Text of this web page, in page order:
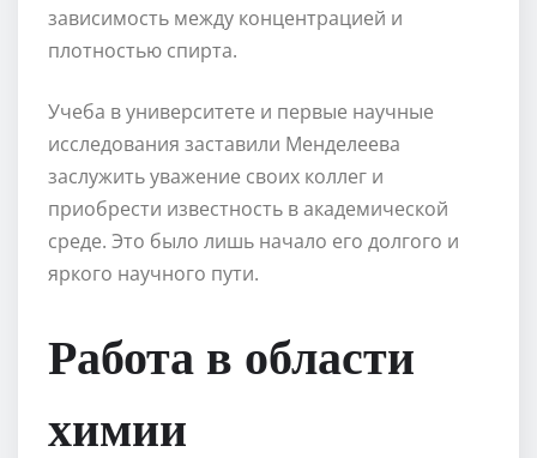
зависимость между концентрацией и
плотностью спирта.
Учеба в университете и первые научные
исследования заставили Менделеева
заслужить уважение своих коллег и
приобрести известность в академической
среде. Это было лишь начало его долгого и
яркого научного пути.
Работа в области
химии